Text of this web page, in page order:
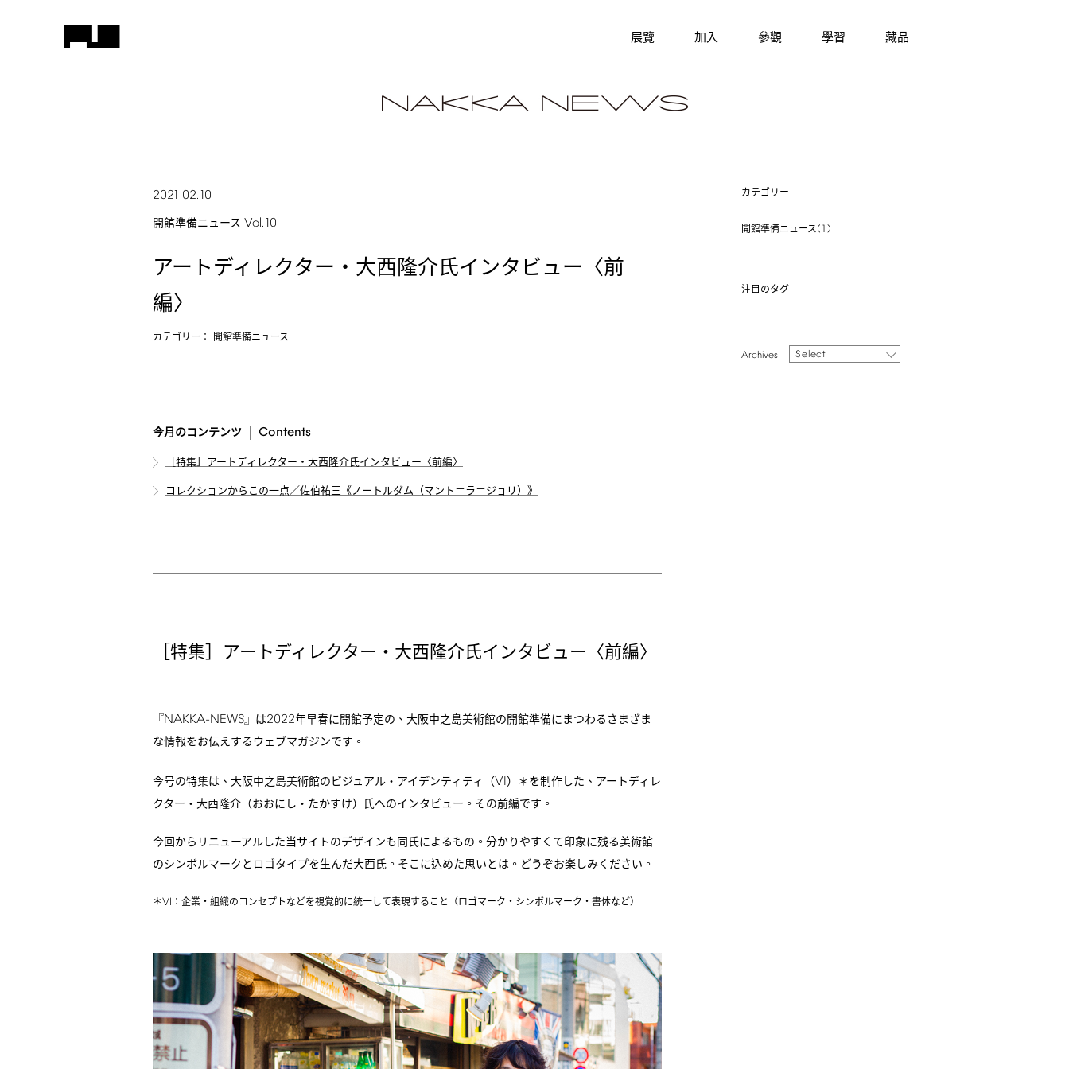
展覽 加入 參觀 學習 藏品
2021.02.10
開館準備ニュース Vol.10
アートディレクター・大西隆介氏インタビュー〈前
編〉
カテゴリー： 開館準備ニュース
今月のコンテンツ Contents
［特集］アートディレクター・大西隆介氏インタビュー〈前編〉
コレクションからこの一点／佐伯祐三《ノートルダム（マント＝ラ＝ジョリ）》
［特集］アートディレクター・大西隆介氏インタビュー〈前編〉
『NAKKA-NEWS』は2022年早春に開館予定の、大阪中之島美術館の開館準備にまつわるさまざま
な情報をお伝えするウェブマガジンです。
今号の特集は、大阪中之島美術館のビジュアル・アイデンティティ（VI）＊を制作した、アートディレ
クター・大西隆介（おおにし・たかすけ）氏へのインタビュー。その前編です。
今回からリニューアルした当サイトのデザインも同氏によるもの。分かりやすくて印象に残る美術館
のシンボルマークとロゴタイプを生んだ大西氏。そこに込めた思いとは。どうぞお楽しみください。
＊VI ：企業・組織のコンセプトなどを視覚的に統一して表現すること（ロゴマーク・シンボルマーク・書体など）
カテゴリー
開館準備ニュース(1)
注目のタグ
Select